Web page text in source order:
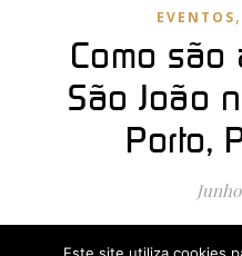
EVENTOS,
Como são
São João
Porto,